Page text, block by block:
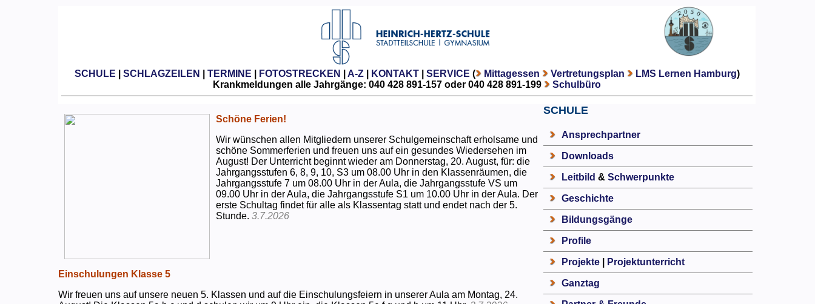
SCHULE SCHLAGZEILEN TERMINE FOTOSTRECKEN A-Z| KONTAKT| SERVICE ( Mittagessen Vertretungsplan LMS Lernen Hamburg)
Krankmeldungen alle Jahrgänge: 040 428 891-157 oder 040 428 891-199
Schulbüro
Schöne Ferien!
Wir wünschen allen Mitgliedern unserer Schulgemeinschaft erholsame und
schöne Sommerferien und freuen uns auf ein gesundes Wiedersehen im
August! Der Unterricht beginnt wieder am Donnerstag, 20. August, für: die
Jahrgangsstufen 6, 8, 9, 10, S3 um 08.00 Uhr in den Klassenräumen, die
Jahrgangsstufe 7 um 08.00 Uhr in der Aula, die Jahrgangsstufe VS um
09.00 Uhr in der Aula, die Jahrgangsstufe S1 um 10.00 Uhr in der Aula. Der
erste Schultag findet für alle als Klassentag statt und endet nach der 5.
Stunde.3.7.2026
Einschulungen Klasse 5
Wir freuen uns auf unsere neuen 5. Klassen und auf die Einschulungsfeiern in unserer Aula am Montag, 24.
SCHULE
Ansprechpartner
Downloads
Leitbild & Schwerpunkte
Geschichte
Bildungsgänge
Profile
Projekte| Projektunterricht
Ganztag